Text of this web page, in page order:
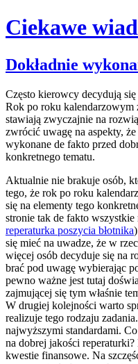
Ciekawe
Skip
to
Dokładnie
Często kierowcy decydują
Rok po roku kalendarzowym
stawiają zwyczajnie na
zwrócić uwagę na aspekty,
wykonane de fakto przed
konkretnego tematu.
Aktualnie nie brakuje osób,
tego, że rok po roku
się na elementy tego
stronie tak de fakto
reperaturka poszycia błotnika
się mieć na uwadze, że w
więcej osób decyduje się na
brać pod uwagę wybierając
pewno ważne jest tutaj
zajmującej się tym właśnie
W drugiej kolejności warto
realizuje tego rodzaju
najwyższymi standardami.
na dobrej jakości
kwestie finansowe. Na